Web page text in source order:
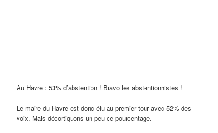
Au Havre : 53% d’abstention ! Bravo les abstentionnistes !
Le maire du Havre est donc élu au premier tour avec 52% des
voix. Mais décortiquons un peu ce pourcentage.